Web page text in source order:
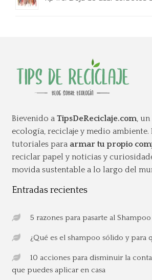
Bievenido a TipsDeReciclaje.com,
ecología, reciclaje y medio ambiente.
tutoriales para armar tu propio
reciclar papel y noticias y
movida sustentable a lo largo del
Entradas recientes
5 razones para pasarte al
¿Qué es el shampoo sólido y para
10 acciones para disminuir la
que puedes aplicar en casa